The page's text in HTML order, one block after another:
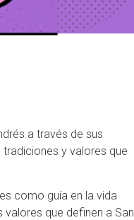
a través de sus
y valores que
como guía en la vida
que definen a San